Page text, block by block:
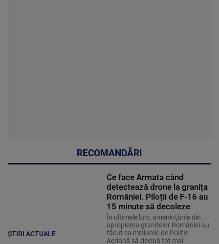
RECOMANDĂRI
ȘTIRI ACTUALE
Ce face Armata când
detectează drone la granița
României. Piloții de F-16 au
15 minute să decoleze
În ultimele luni, amenințările din
apropierea granițelor României au
făcut ca misiunile de Poliție
Aeriană să devină tot mai